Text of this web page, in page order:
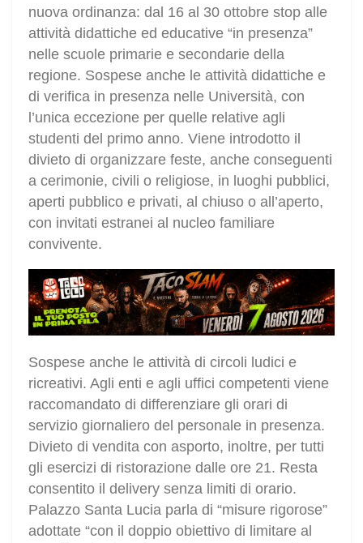
nuova ordinanza: dal 16 al 30 ottobre stop alle
attività didattiche ed educative “in presenza”
nelle scuole primarie e secondarie della
regione. Sospese anche le attività didattiche e
di verifica in presenza nelle Università, con
l’unica eccezione per quelle relative agli
studenti del primo anno. Viene introdotto il
divieto di organizzare feste, anche conseguenti
a cerimonie, civili o religiose, in luoghi pubblici,
aperti pubblico e privati, al chiuso o all’aperto,
con invitati estranei al nucleo familiare
convivente.
Sospese anche le attività di circoli ludici e
ricreativi. Agli enti e agli uffici competenti viene
raccomandato di differenziare gli orari di
servizio giornaliero del personale in presenza.
Divieto di vendita con asporto, inoltre, per tutti
gli esercizi di ristorazione dalle ore 21. Resta
consentito il delivery senza limiti di orario.
Palazzo Santa Lucia parla di “misure rigorose”
adottate “con il doppio obiettivo di limitare al